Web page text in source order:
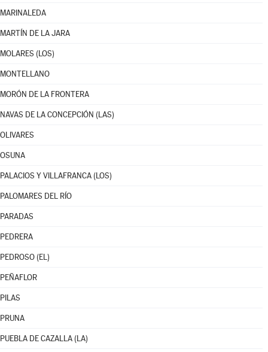
MARINALEDA
MARTÍN DE LA JARA
MOLARES (LOS)
MONTELLANO
MORÓN DE LA FRONTERA
NAVAS DE LA CONCEPCIÓN (LAS)
OLIVARES
OSUNA
PALACIOS Y VILLAFRANCA (LOS)
PALOMARES DEL RÍO
PARADAS
PEDRERA
PEDROSO (EL)
PEÑAFLOR
PILAS
PRUNA
PUEBLA DE CAZALLA (LA)